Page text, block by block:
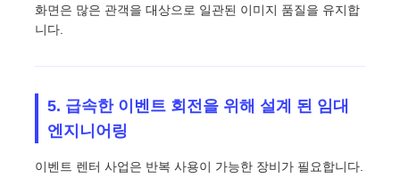
화면은 많은 관객을 대상으로 일관된 이미지 품질을 유지합
니다.
5. 급속한 이벤트 회전을 위해 설계 된 임대
엔지니어링
이벤트 렌터 사업은 반복 사용이 가능한 장비가 필요합니다.